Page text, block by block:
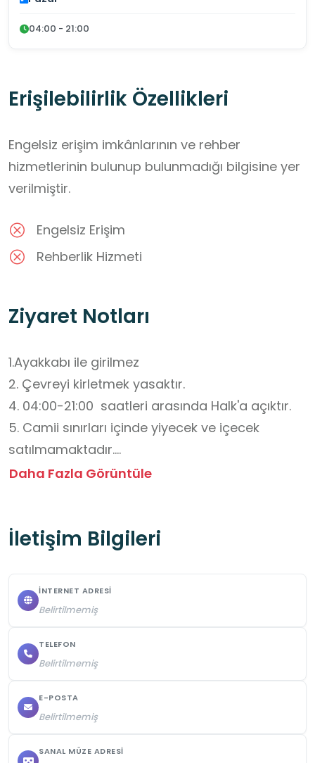
04:00 - 21:00
Erişilebilirlik Özellikleri
Engelsiz erişim imkânlarının ve rehber
hizmetlerinin bulunup bulunmadığı bilgisine yer
verilmiştir.
Engelsiz Erişim
Rehberlik Hizmeti
Ziyaret Notları
1.Ayakkabı ile girilmez
2. Çevreyi kirletmek yasaktır.
4. 04:00-21:00  saatleri arasında Halk'a açıktır.
5. Camii sınırları içinde yiyecek ve içecek
satılmamaktadır.
6. Öğrencilerin toplu gezileri için bir gün
öğretmenlerin gerekli tedbirleri alması gerekir.
Daha Fazla Görüntüle
İletişim Bilgileri
İNTERNET ADRESI
Belirtilmemiş
TELEFON
Belirtilmemiş
E-POSTA
Belirtilmemiş
SANAL MÜZE ADRESI